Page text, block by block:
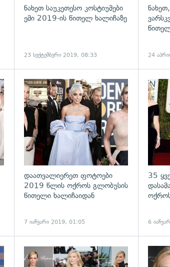
ნახეთ საუკეთესო კოსტიუმები
ემი 2019-ის წითელ ხალიჩაზე
23 სექტემბერი 2019, 08:33 24
გადახედვა
დაათვალიერეთ ფოტოები
2019 წლის ოქროს გლობუსის
წითელი ხალიჩაიდან
7 იანვარი 2019, 01:05
35
6
გადახედვა